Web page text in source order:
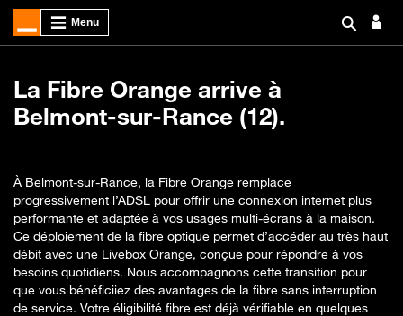
La Fibre Orange arrive à
Belmont-sur-Rance (12).
À Belmont-sur-Rance, la Fibre Orange remplace
progressivement l’ADSL pour offrir une connexion internet plus
performante et adaptée à vos usages multi-écrans à la maison.
Ce déploiement de la fibre optique permet d’accéder au très haut
débit avec une Livebox Orange, conçue pour répondre à vos
besoins quotidiens. Nous accompagnons cette transition pour
que vous bénéficiiez des avantages de la fibre sans interruption
de service. Votre éligibilité fibre est déjà vérifiable en quelques